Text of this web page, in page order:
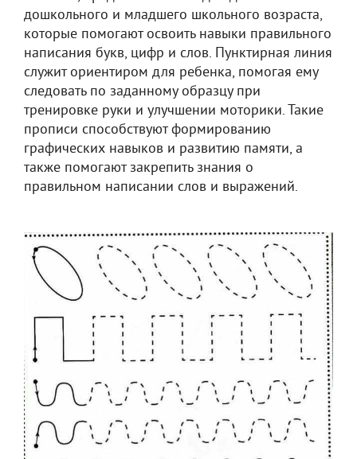
дошкольного и младшего школьного возраста,
которые помогают освоить навыки правильного
написания букв, цифр и слов. Пунктирная линия
служит ориентиром для ребенка, помогая ему
следовать по заданному образцу при
тренировке руки и улучшении моторики. Такие
прописи способствуют формированию
графических навыков и развитию памяти, а
также помогают закрепить знания о
правильном написании слов и выражений.